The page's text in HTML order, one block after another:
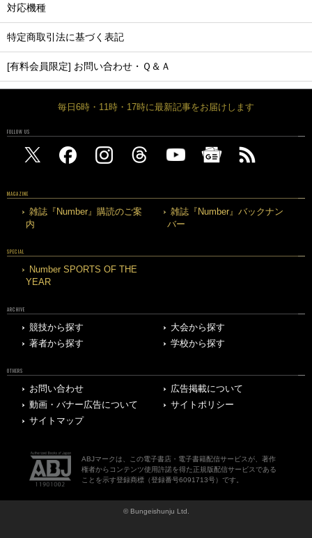
対応機種
特定商取引法に基づく表記
[有料会員限定] お問い合わせ・Ｑ＆Ａ
毎日6時・11時・17時に最新記事をお届けします
FOLLOW US
MAGAZINE
雑誌『Number』購読のご案
内
雑誌『Number』バックナン
バー
SPECIAL
Number SPORTS OF THE
YEAR
ARCHIVE
競技から探す
大会から探す
著者から探す
学校から探す
OTHERS
お問い合わせ
広告掲載について
動画・バナー広告について
サイトポリシー
サイトマップ
ABJマークは、この電子書店・電子書籍配信サービスが、著作
権者からコンテンツ使用許諾を得た正規版配信サービスである
ことを示す登録商標（登録番号6091713号）です。
© Bungeishunju Ltd.